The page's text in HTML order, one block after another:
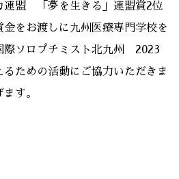
連盟 「夢を生きる」連盟賞2位
金をお渡しに九州医療専門学校を
際ソロプチミスト北九州 2023
ための活動にご協力いただきま
す。